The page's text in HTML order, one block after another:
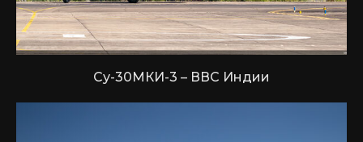
Су-30МКИ-3 – ВВС Индии